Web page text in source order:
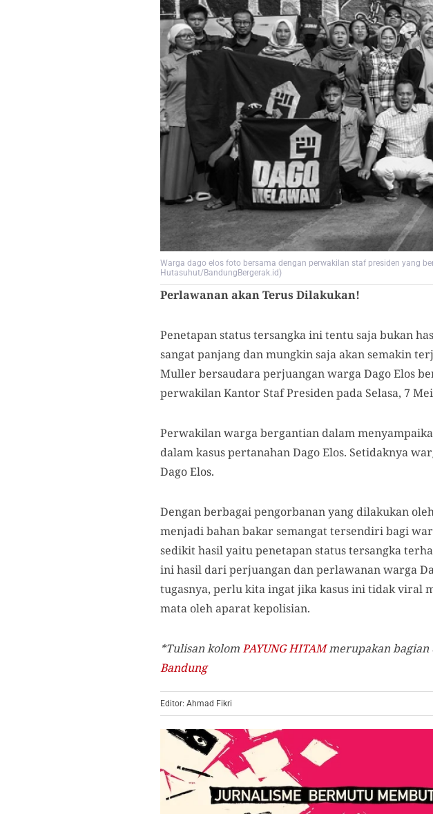
Warga dago elos foto bersama dengan perwakilan staf presiden yang
Hutasuhut/BandungBergerak.id)
Perlawanan akan Terus Dilakukan!
Penetapan status tersangka ini tentu saja bukan
sangat panjang dan mungkin saja akan semakin
Muller bersaudara perjuangan warga Dago Elos
perwakilan Kantor Staf Presiden pada Selasa, 7
Perwakilan warga bergantian dalam
dalam kasus pertanahan Dago Elos. Setidaknya
Dago Elos.
Dengan berbagai pengorbanan yang dilakukan
menjadi bahan bakar semangat tersendiri bagi
sedikit hasil yaitu penetapan status tersangka
ini hasil dari perjuangan dan perlawanan warga
tugasnya, perlu kita ingat jika kasus ini tidak viral
mata oleh aparat kepolisian.
*Tulisan kolomPAYUNG HITAMmerupakan bagian
Bandung
Editor: Ahmad Fikri